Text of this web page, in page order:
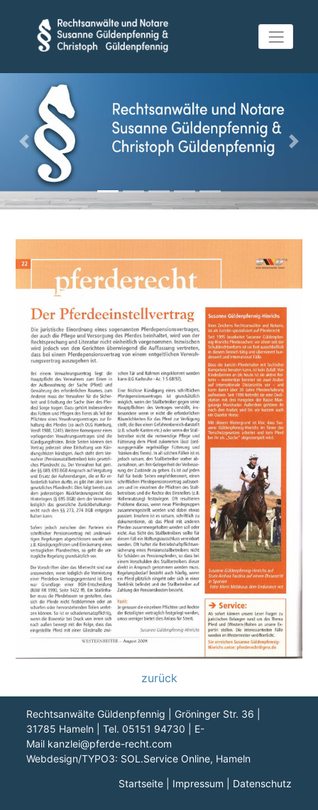
Previous Next
zurück
Rechtsanwälte Güldenpfennig | Gröninger Str. 36 |
31785 Hameln | Tel. 05151 94730 | E-
Mail kanzlei@pferde-recht.com
Webdesign/TYPO3: SOL.Service Online, Hameln
Startseite| Impressum Datenschutz